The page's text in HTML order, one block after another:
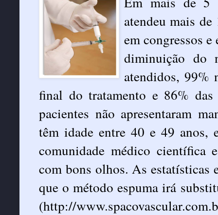
atendeu mais de
em congressos e
diminuição do
atendidos, 99%
final do tratamento e 86%
pacientes não apresentaram
têm idade entre 40 e 49 anos,
comunidade médico científica
com bons olhos. As estatísticas
que o método espuma irá
(http://